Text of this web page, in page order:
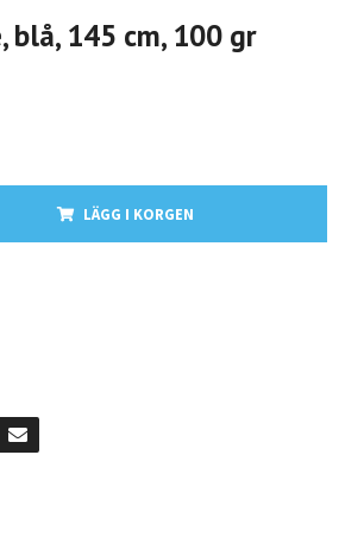
blå, 145 cm, 100 gr
LÄGG I KORGEN